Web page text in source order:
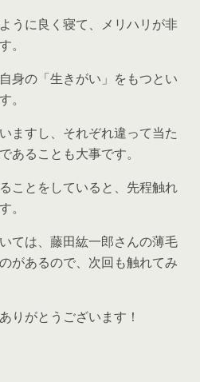
うに良く寝て、メリハリが非
。
身の「生きがい」をもつとい
。
ますし、それぞれ違って当た
あることも大事です。
ことをしていると、先程触れ
。
ては、藤田紘一郎さんの薄毛
があるので、次回も触れてみ
りがとうございます！